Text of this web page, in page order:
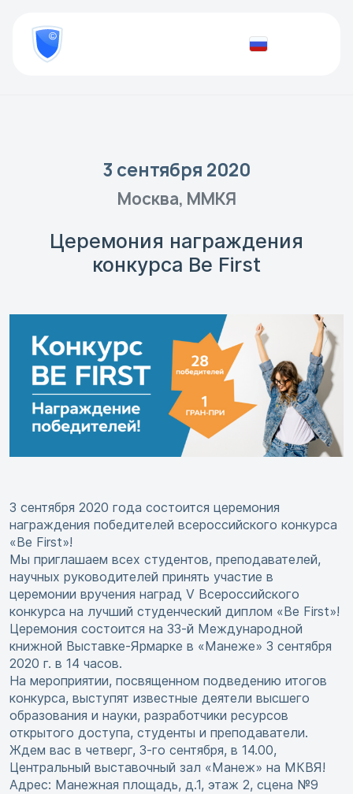
800
777-
81-Проверить
3 сентября 2020
Москва, ММКЯ
Церемония награждения
конкурса Be First
3 сентября 2020 года состоится церемония
награждения победителей всероссийского конкурса
«Bе First»!
Мы приглашаем всех студентов, преподавателей,
научных руководителей принять участие в
церемонии вручения наград V Всероссийского
конкурса на лучший студенческий диплом «Be First»!
Церемония состоится на 33-й Международной
книжной Выставке-Ярмарке в «Манеже» 3 сентября
2020 г. в 14 часов.
На мероприятии, посвященном подведению итогов
конкурса, выступят известные деятели высшего
образования и науки, разработчики ресурсов
открытого доступа, студенты и преподаватели.
Ждем вас в четверг, 3-го сентября, в 14.00,
Центральный выставочный зал «Манеж» на МКВЯ!
Адрес: Манежная площадь, д.1, этаж 2, сцена №9